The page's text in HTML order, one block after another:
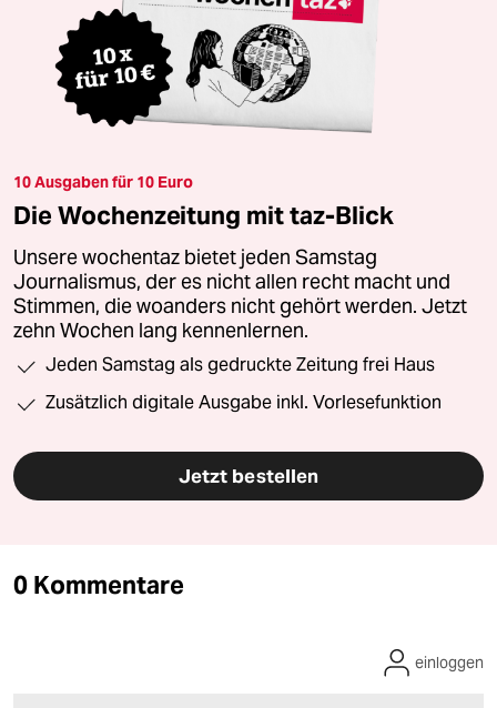
10 Ausgaben für 10 Euro
Die Wochenzeitung mit taz-Blick
Unsere wochentaz bietet jeden Samstag
Journalismus, der es nicht allen recht macht und
Stimmen, die woanders nicht gehört werden. Jetzt
zehn Wochen lang kennenlernen.
Jeden Samstag als gedruckte Zeitung frei Haus
Zusätzlich digitale Ausgabe inkl. Vorlesefunktion
Jetzt bestellen
0 Kommentare
einloggen